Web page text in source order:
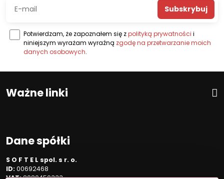
Subskrybuj
Potwierdzam, że zapoznałem się zpolityką prywatności i
niniejszym wyrażam wyraźną zgodę na przetwarzanie moich
danych osobowych.
Ważne linki
Dane spółki
S O F T E L spol. s r. o.
ID: 00692468